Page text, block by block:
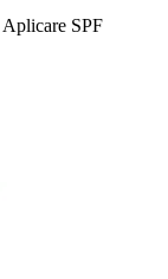
Aplicare SPF